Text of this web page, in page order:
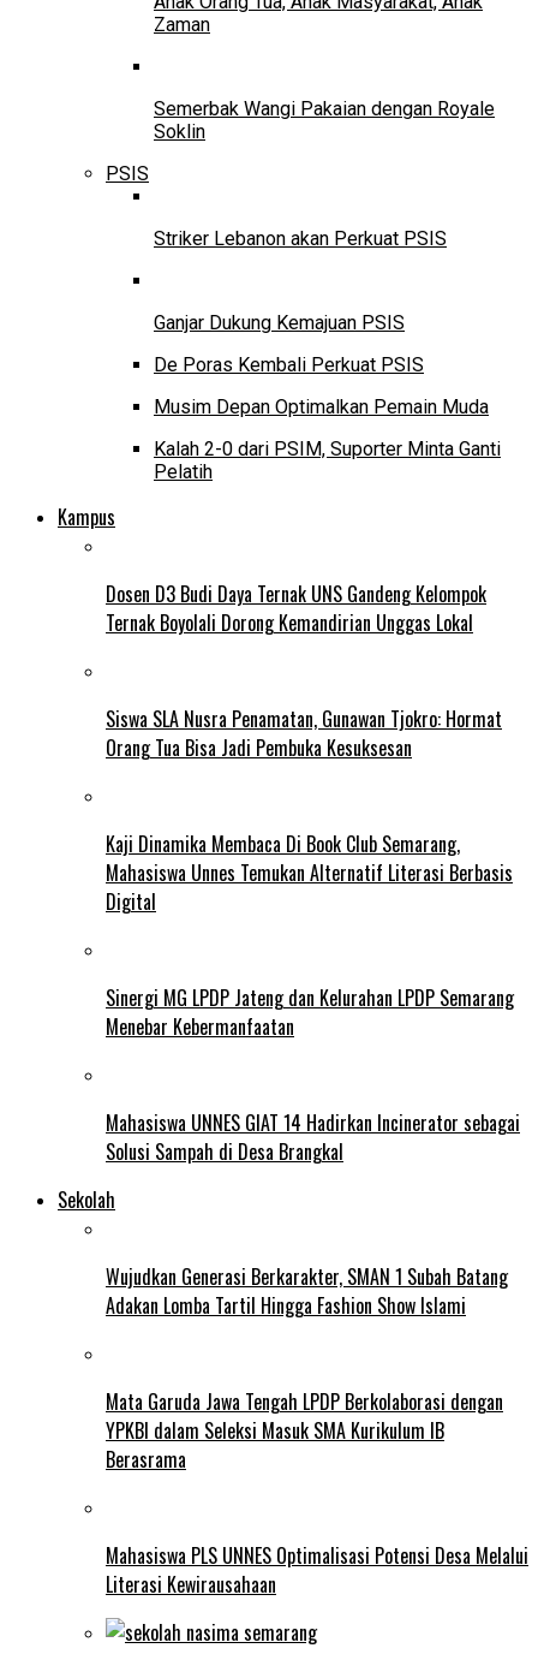
Zaman
Semerbak Wangi Pakaian dengan Royale
Soklin
PSIS
Striker Lebanon akan Perkuat PSIS
Ganjar Dukung Kemajuan PSIS
De Poras Kembali Perkuat PSIS
Musim Depan Optimalkan Pemain Muda
Kalah 2-0 dari PSIM, Suporter Minta Ganti
Pelatih
Kampus
Dosen D3 Budi Daya Ternak UNS Gandeng Kelompok
Ternak Boyolali Dorong Kemandirian Unggas Lokal
Siswa SLA Nusra Penamatan, Gunawan Tjokro: Hormat
Orang Tua Bisa Jadi Pembuka Kesuksesan
Kaji Dinamika Membaca Di Book Club Semarang,
Mahasiswa Unnes Temukan Alternatif Literasi Berbasis
Digital
Sinergi MG LPDP Jateng dan Kelurahan LPDP Semarang
Menebar Kebermanfaatan
Mahasiswa UNNES GIAT 14 Hadirkan Incinerator sebagai
Solusi Sampah di Desa Brangkal
Sekolah
Wujudkan Generasi Berkarakter, SMAN 1 Subah Batang
Adakan Lomba Tartil Hingga Fashion Show Islami
Mata Garuda Jawa Tengah LPDP Berkolaborasi dengan
YPKBI dalam Seleksi Masuk SMA Kurikulum IB
Berasrama
Mahasiswa PLS UNNES Optimalisasi Potensi Desa Melalui
Literasi Kewirausahaan